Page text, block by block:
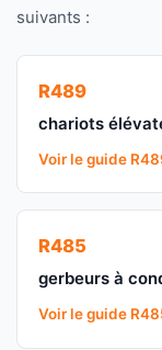
suivants :
R489
chariots
Voir le guide
R485
gerbeurs à
Voir le guide